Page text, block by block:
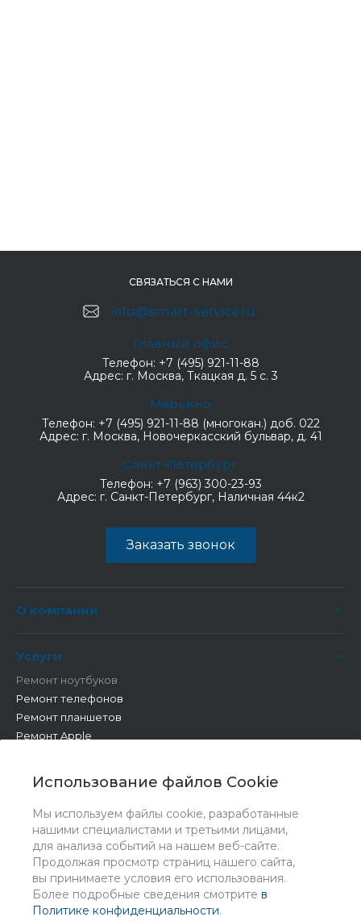
Использование файлов Cookie
Мы используем файлы cookie, разработанные
нашими специалистами и третьими лицами,
для анализа событий на нашем веб-сайте.
Продолжая просмотр страниц нашего сайта,
вы принимаете условия его использования.
Более подробные сведения смотрите в
Политике конфиденциальности.
СВЯЗАТЬСЯ С НАМИ
info@smart-service.ru
Главный офис
Телефон: +7 (495) 921-11-88
Адрес: г. Москва, Ткацкая д. 5 с. 3
Марьино
Телефон: +7 (495) 921-11-88 (многокан.) доб. 022
Адрес: г. Москва, Новочеркасский бульвар, д. 41
Санкт-Петербург
Телефон: +7 (963) 300-23-93
Адрес: г. Санкт-Петербург, Наличная 44к2
Заказать звонок
О компании
Услуги
Ремонт ноутбуков
Ремонт телефонов
Ремонт планшетов
Ремонт Apple